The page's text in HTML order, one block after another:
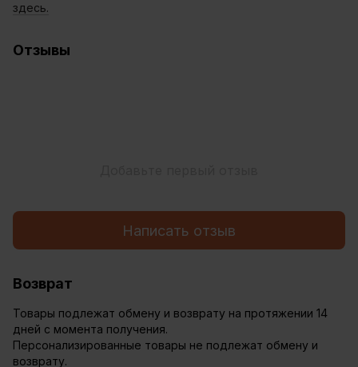
здесь.
Отзывы
Написать отзыв
Возврат
Товары подлежат обмену и возврату на протяжении 14
дней с момента получения.
Персонализированные товары не подлежат обмену и
возврату.